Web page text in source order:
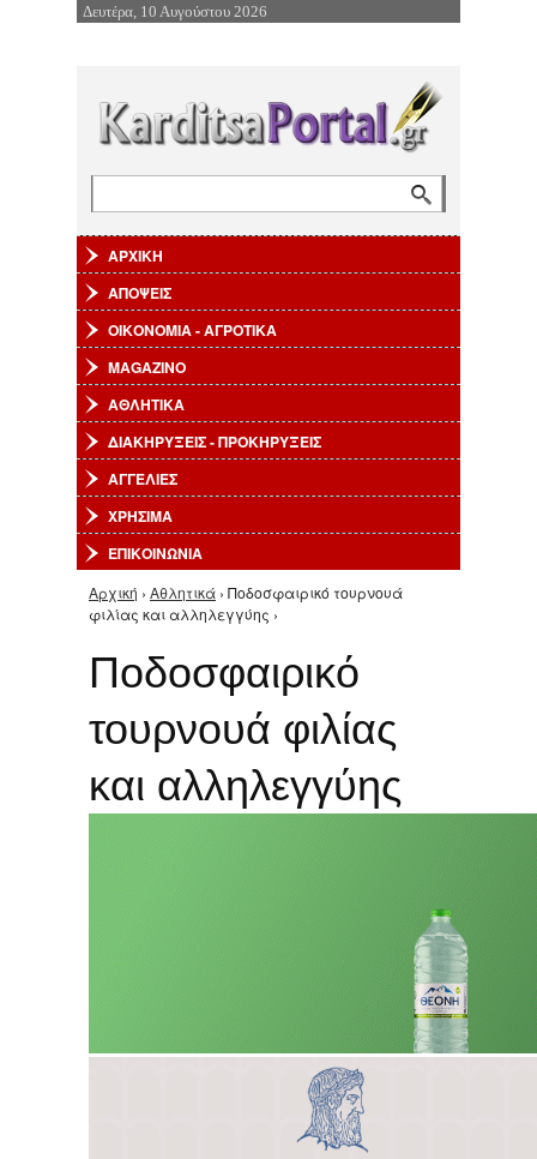
Επιστροφή στην Πλοήγηση
Δευτέρα, 10 Αυγούστου 2026
ΑΡΧΙΚΗ
ΑΠΟΨΕΙΣ
ΟΙΚΟΝΟΜΙΑ - ΑΓΡΟΤΙΚΑ
MAGAZINO
ΑΘΛΗΤΙΚΑ
ΔΙΑΚΗΡΥΞΕΙΣ - ΠΡΟΚΗΡΥΞΕΙΣ
ΑΓΓΕΛΙΕΣ
ΧΡΗΣΙΜΑ
ΕΠΙΚΟΙΝΩΝΙΑ
Είστε εδώ
Αρχική › Αθλητικά › Ποδοσφαιρικό τουρνουά
φιλίας και αλληλεγγύης ›
Ποδοσφαιρικό
τουρνουά φιλίας
και αλληλεγγύης